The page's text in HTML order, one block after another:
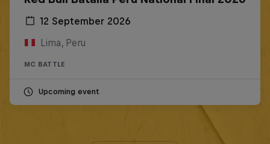
12 September 2026
Lima, Peru
MC BATTLE
Upcoming event